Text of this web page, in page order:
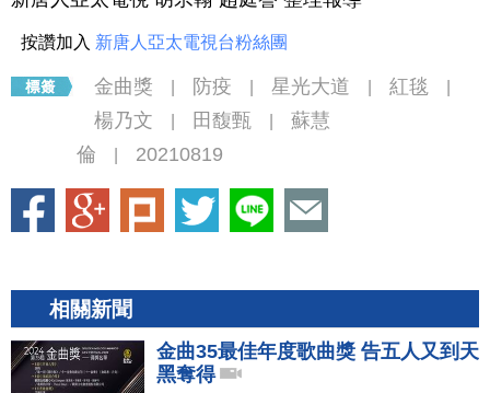
按讚加入 新唐人亞太電視台粉絲團
金曲獎 防疫 星光大道 紅毯
楊乃文 田馥甄
蘇慧
倫
20210819
相關新聞
金曲35最佳年度歌曲獎 告五人又到天
黑奪得